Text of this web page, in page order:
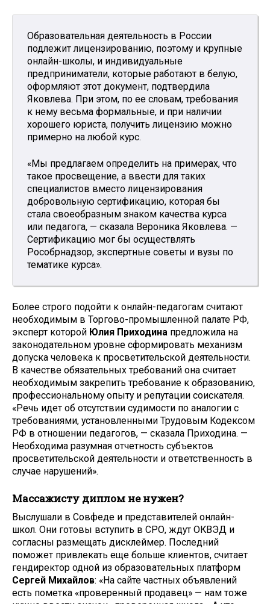
Образовательная деятельность в России
подлежит лицензированию, поэтому и крупные
онлайн-школы, и индивидуальные
предприниматели, которые работают в белую,
оформляют этот документ, подтвердила
Яковлева. При этом, по ее словам, требования
к нему весьма формальные, и при наличии
хорошего юриста, получить лицензию можно
примерно на любой курс.
«Мы предлагаем определить на примерах, что
такое просвещение, а ввести для таких
специалистов вместо лицензирования
добровольную сертификацию, которая бы
стала своеобразным знаком качества курса
или педагога, — сказала Вероника Яковлева. —
Сертификацию мог бы осуществлять
Рособрнадзор, экспертные советы и вузы по
тематике курса».
Более строго подойти к онлайн-педагогам считают
необходимым в Торгово-промышленной палате РФ,
эксперт которой Юлия Приходина предложила на
законодательном уровне сформировать механизм
допуска человека к просветительской деятельности.
В качестве обязательных требований она считает
необходимым закрепить требование к образованию,
профессиональному опыту и репутации соискателя.
«Речь идет об отсутствии судимости по аналогии с
требованиями, установленными Трудовым Кодексом
РФ в отношении педагогов, — сказала Приходина. —
Необходима разумная отчетность субъектов
просветительской деятельности и ответственность в
случае нарушений».
Массажисту диплом не нужен?
Выслушали в Совфеде и представителей онлайн-
школ. Они готовы вступить в СРО, ждут ОКВЭД и
согласны размещать дисклеймер. Последний
поможет привлекать еще больше клиентов, считает
гендиректор одной из образовательных платформ
Сергей Михайлов: «На сайте частных объявлений
есть пометка «проверенный продавец» — нам тоже